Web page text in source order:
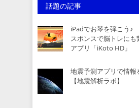
話題の記事
iPadでお琴を弾こう♪
スポンスで脳トレにも
アプリ「iKoto HD」
地震予測アプリで情
【地震解析ラボ】